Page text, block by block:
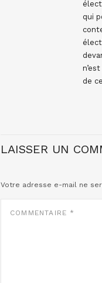
qui
de
LAISSER UN
Votre adresse e-mail ne
COMMENTAIRE